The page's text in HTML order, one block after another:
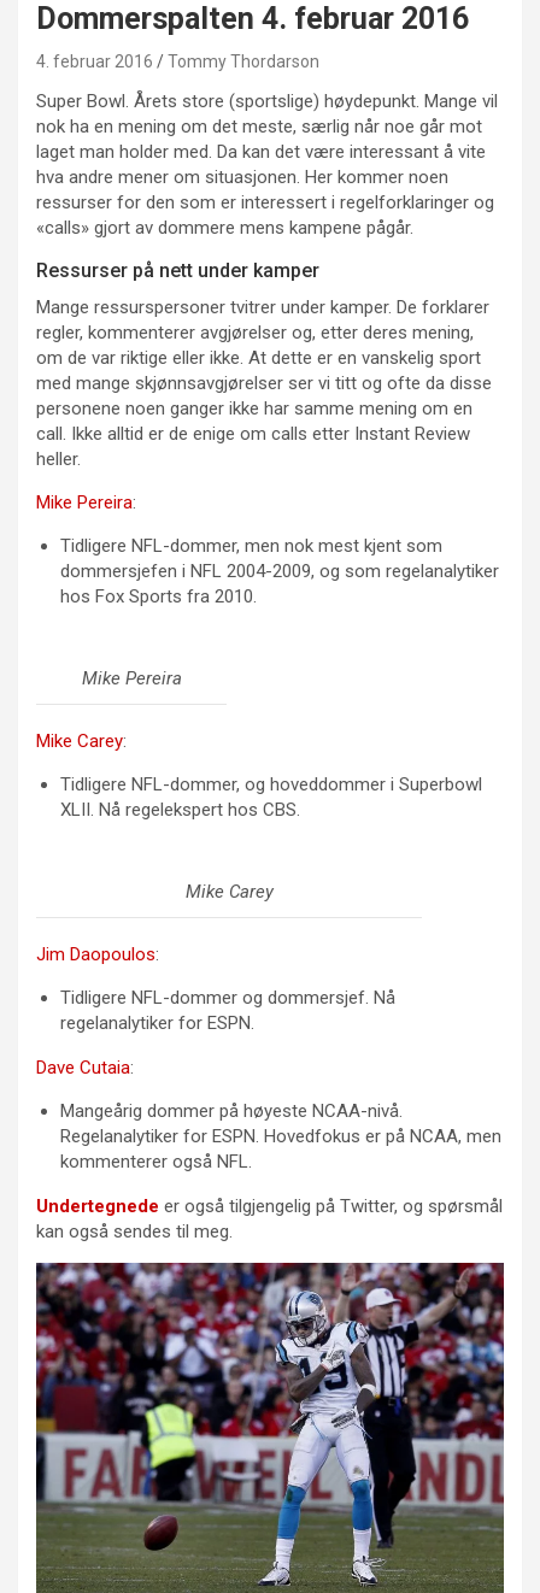
Dommerspalten 4. februar 2016
4. februar 2016 Tommy Thordarson
Super Bowl. Årets store (sportslige) høydepunkt. Mange vil
nok ha en mening om det meste, særlig når noe går mot
laget man holder med. Da kan det være interessant å vite
hva andre mener om situasjonen. Her kommer noen
ressurser for den som er interessert i regelforklaringer og
«calls» gjort av dommere mens kampene pågår.
Ressurser på nett under kamper
Mange ressurspersoner tvitrer under kamper. De forklarer
regler, kommenterer avgjørelser og, etter deres mening,
om de var riktige eller ikke. At dette er en vanskelig sport
med mange skjønnsavgjørelser ser vi titt og ofte da disse
personene noen ganger ikke har samme mening om en
call. Ikke alltid er de enige om calls etter Instant Review
heller.
Mike Pereira:
Tidligere NFL-dommer, men nok mest kjent som
dommersjefen i NFL 2004-2009, og som regelanalytiker
hos Fox Sports fra 2010.
Mike Pereira
Mike Carey:
Tidligere NFL-dommer, og hoveddommer i Superbowl
XLII. Nå regelekspert hos CBS.
Mike Carey
Jim Daopoulos:
Tidligere NFL-dommer og dommersjef. Nå
regelanalytiker for ESPN.
Dave Cutaia:
Mangeårig dommer på høyeste NCAA-nivå.
Regelanalytiker for ESPN. Hovedfokus er på NCAA, men
kommenterer også NFL.
Undertegnede er også tilgjengelig på Twitter, og spørsmål
kan også sendes til meg.